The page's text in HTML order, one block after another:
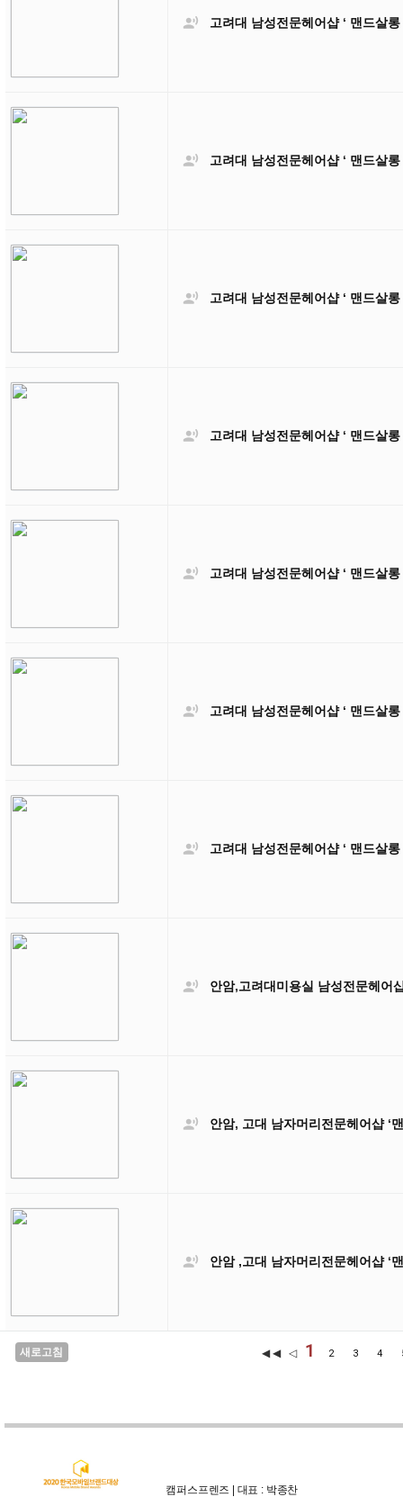
 고려대 남성전문헤어샵 ‘ 맨드살
 고려대 남성전문헤어샵 ‘ 맨드살
 고려대 남성전문헤어샵 ‘ 맨드살
 고려대 남성전문헤어샵 ‘ 맨드살
 고려대 남성전문헤어샵 ‘ 맨드살
 고려대 남성전문헤어샵 ‘ 맨드살
 고려대 남성전문헤어샵 ‘ 맨드살
 안암,고려대미용실 남성전문헤어
 안암, 고대 남자머리전문헤어샵 ‘
 안암 ,고대 남자머리전문헤어샵 ‘
새로고침 ◀◀ ◁ 1 2 3 4
캠퍼스프렌즈 | 대표 : 박종찬